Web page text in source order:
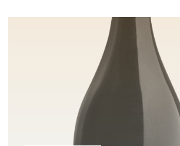
des
Noël"